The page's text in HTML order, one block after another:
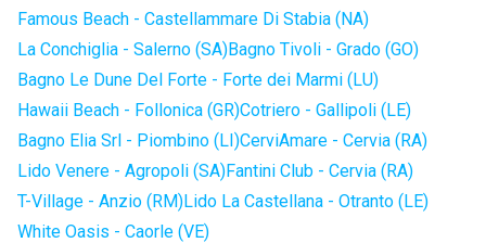
Famous Beach - Castellammare Di Stabia (NA)
La Conchiglia - Salerno (SA)Bagno Tivoli - Grado (GO)
Bagno Le Dune Del Forte - Forte dei Marmi (LU)
Hawaii Beach - Follonica (GR)Cotriero - Gallipoli (LE)
Bagno Elia Srl - Piombino (LI)CerviAmare - Cervia (RA)
Lido Venere - Agropoli (SA)Fantini Club - Cervia (RA)
T-Village - Anzio (RM)Lido La Castellana - Otranto (LE)
White Oasis - Caorle (VE)